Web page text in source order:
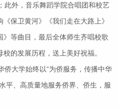
此外，音乐舞蹈学院合唱团和校艺
保卫黄河》《我们走在大路上》
》等曲目，最后全体师生齐唱校歌
的发展历程，送上美好祝福。
大学始终以“为侨服务，传播中华
平、高质量地服务侨界、侨生，服